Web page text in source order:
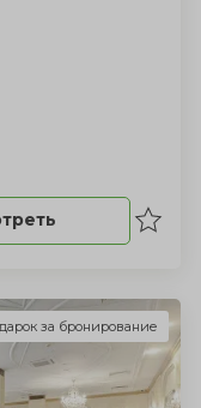
за бронирование